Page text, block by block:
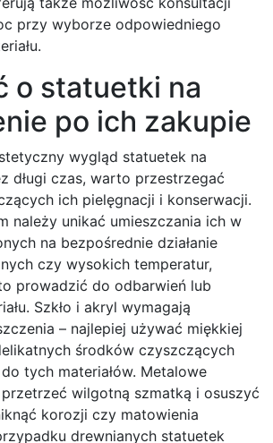
przy wyborze odpowiedniego
o statuetki na
po ich zakupie
wygląd statuetek na
długi czas, warto przestrzegać
ich pielęgnacji i konserwacji.
należy unikać umieszczania ich w
na bezpośrednie działanie
czy wysokich temperatur,
prowadzić do odbarwień lub
Szkło i akryl wymagają
– najlepiej używać miękkiej
środków czyszczących
tych materiałów. Metalowe
wilgotną szmatką i osuszyć
korozji czy matowienia
drewnianych statuetek